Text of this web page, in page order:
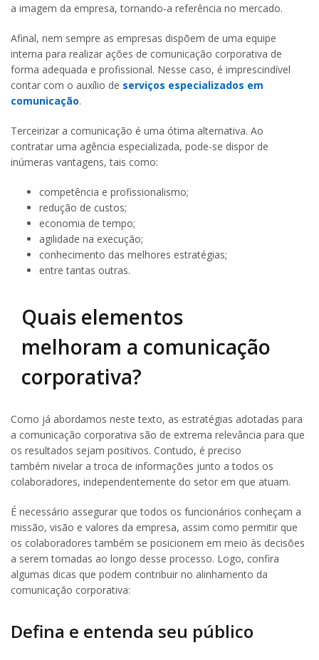
a imagem da empresa, tornando-a referência no mercado.
Afinal, nem sempre as empresas dispõem de uma equipe
interna para realizar ações de comunicação corporativa de
forma adequada e profissional. Nesse caso, é imprescindível
contar com o auxílio de serviços especializados em
comunicação.
Terceirizar a comunicação é uma ótima alternativa. Ao
contratar uma agência especializada, pode-se dispor de
inúmeras vantagens, tais como:
competência e profissionalismo;
redução de custos;
economia de tempo;
agilidade na execução;
conhecimento das melhores estratégias;
entre tantas outras.
Quais elementos
melhoram a comunicação
corporativa?
Como já abordamos neste texto, as estratégias adotadas para
a comunicação corporativa são de extrema relevância para que
os resultados sejam positivos. Contudo, é preciso
também nivelar a troca de informações junto a todos os
colaboradores, independentemente do setor em que atuam.
É necessário assegurar que todos os funcionários conheçam a
missão, visão e valores da empresa, assim como permitir que
os colaboradores também se posicionem em meio às decisões
a serem tomadas ao longo desse processo. Logo, confira
algumas dicas que podem contribuir no alinhamento da
comunicação corporativa:
Defina e entenda seu público